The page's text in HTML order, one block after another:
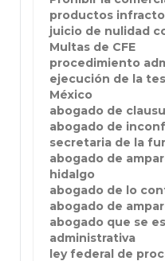
productos
juicio de nulidad
Multas de CFE
procedimiento
ejecución de la
México
abogado de
abogado de
secretaria de la
abogado de
hidalgo
abogado de lo
abogado de
abogado que se
administrativa
ley federal de